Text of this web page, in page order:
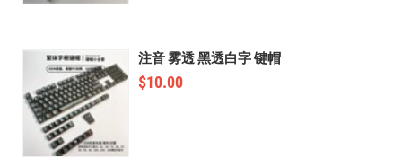
注音 雾透 黑透白字 键帽
$10.00